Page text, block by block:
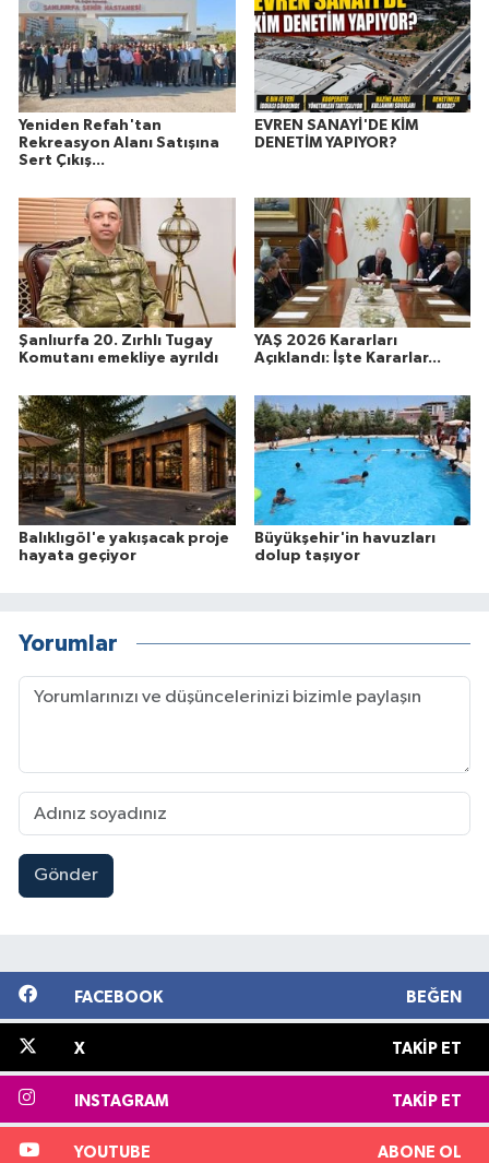
Yeniden Refah'tan
Rekreasyon Alanı Satışına
Sert Çıkış...
EVREN SANAYİ'DE KİM
DENETİM YAPIYOR?
Şanlıurfa 20. Zırhlı Tugay
Komutanı emekliye ayrıldı
YAŞ 2026 Kararları
Açıklandı: İşte Kararlar...
Balıklıgöl'e yakışacak proje
hayata geçiyor
Büyükşehir'in havuzları
dolup taşıyor
Yorumlar
Gönder
FACEBOOK BEĞEN
X TAKIP ET
INSTAGRAM TAKIP ET
YOUTUBE ABONE OL